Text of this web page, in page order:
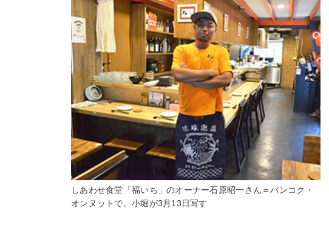
しあわせ食堂「福いち」のオーナー石原昭一さん＝バンコク・
オンヌットで。小堀が3月13日写す